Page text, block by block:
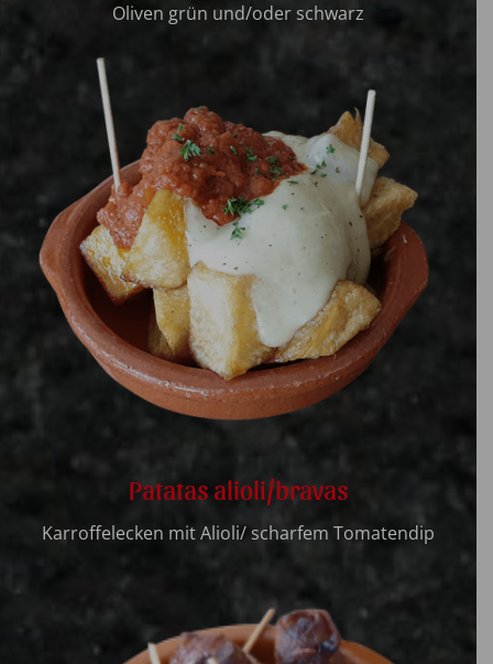
Oliven grün und/oder schwarz
Patatas alioli/bravas
Karroffelecken mit Alioli/ scharfem Tomatendip